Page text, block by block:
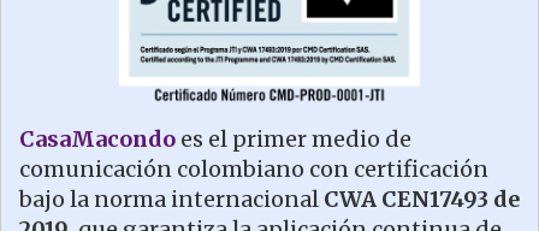
CasaMacondo es el primer medio de
comunicación colombiano con certificación
bajo la norma internacional CWA CEN17493 de